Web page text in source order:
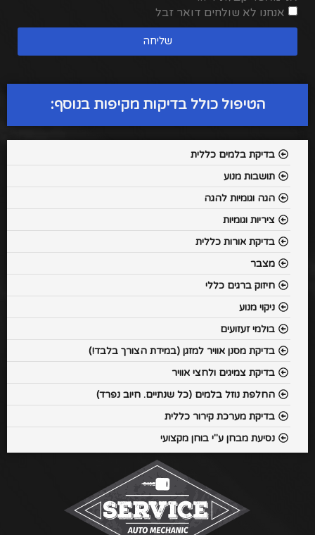
אנחנו לא שולחים דואר זבל
שליחה
הטיפול כולל בדיקות מקיפות בנוסף:
בדיקת בלמים כללית
תושבות מנוע
הגה וגומיות להגה
ציריות וגומיות
בדיקת אורות כללית
מצבר
חיזוק ברגים כללי
ניקוי מנוע
בולמי זעזועים
בדיקת מסנן אוויר למזגן (במידת הצורך בלבד!)
בדיקת צמיגים ולחצי אוויר
החלפת נוזל בלמים (כל שנתיים. חיוב נפרד)
בדיקת מערכת קירור כללית
נסיעת מבחן ע"י בוחן מקצועי